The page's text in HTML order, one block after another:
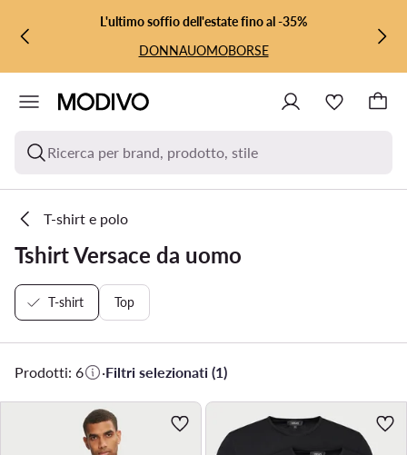
VAI AL CONTENUTO PRINCIPALE
VAI ALLA RICERCAL'ultimo soffio dell'estate fino al -35%
DONNAUOMOBORSE
Ricerca per brand, prodotto, stile
T-shirt e polo
Tshirt Versace da uomo
T-shirt Top
Prodotti: 6 ·Filtri selezionati (1)